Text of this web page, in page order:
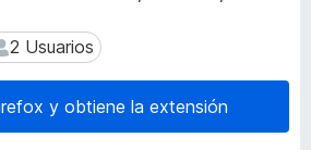
m
p
e
Usuarios
2 Usuarios
y obtiene la extensión